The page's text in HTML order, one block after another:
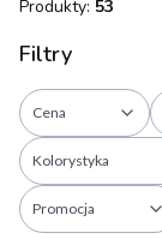
Produkty: 53
Filtry
Cena
Kolorystyka
Promocja